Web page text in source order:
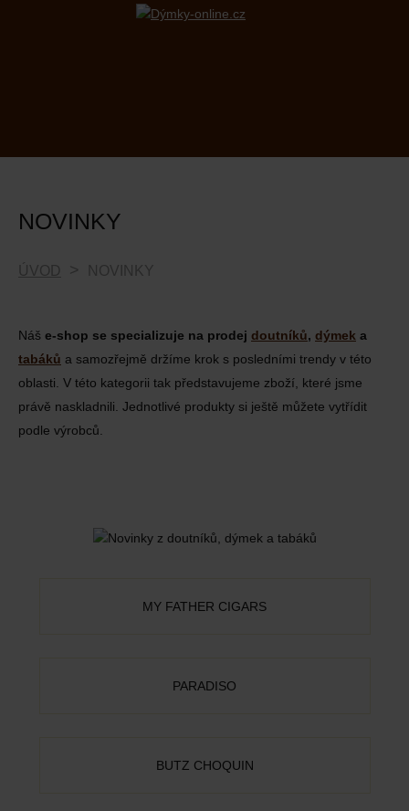
NOVINKY
ÚVOD NOVINKY
Náš e-shop se specializuje na prodej doutníků, dýmek a
tabáků a samozřejmě držíme krok s posledními trendy v této
oblasti. V této kategorii tak představujeme zboží, které jsme
právě naskladnili. Jednotlivé produkty si ještě můžete vytřídit
podle výrobců.
MY FATHER CIGARS
PARADISO
BUTZ CHOQUIN